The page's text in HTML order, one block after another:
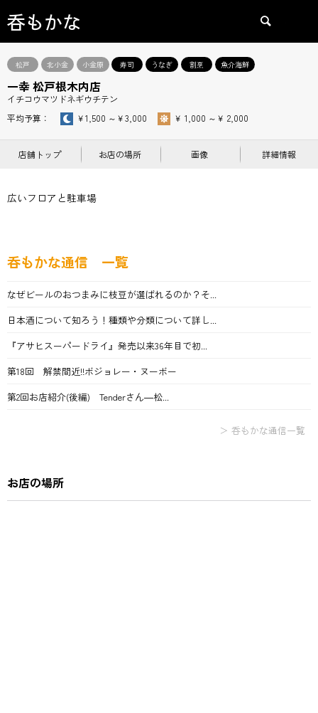
呑もかな
松戸 北小金 小金原 寿司 うなぎ 割烹 魚介海鮮
一幸 松戸根木内店
イチコウマツドネギウチテン
平均予算：
￥1,500 ～￥3,000 ￥ 1,000 ～￥ 2,000
店舗トップ お店の場所 画像 詳細情報
広いフロアと駐車場
呑もかな通信 一覧
なぜビールのおつまみに枝豆が選ばれるのか？そ...
日本酒について知ろう！種類や分類について詳し...
『アサヒスーパードライ』発売以来36年目で初...
第18回 解禁間近!!ボジョレー・ヌーボー
第2回お店紹介(後編) Tenderさん―松...
＞ 呑もかな通信一覧
お店の場所